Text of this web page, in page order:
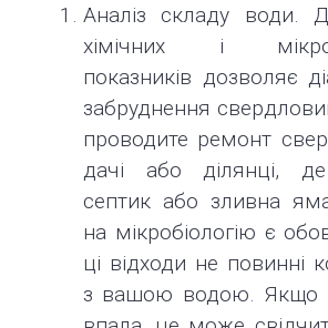
Аналіз складу води.
хімічних і
показників дозволяє
забруднення
проводите ремонт
дачі або ділянці, де
септик або зливна
на мікробіологію є
ці відходи не повинні
з вашою водою. Якщо